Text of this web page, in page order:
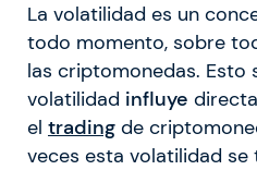
La volatilidad es un
todo momento, sobre
las criptomonedas. Esto
volatilidad influye
el trading de
veces esta volatilidad se